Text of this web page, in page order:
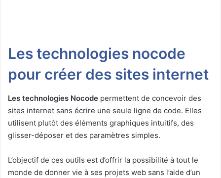
Les technologies nocode
pour créer des sites internet
Les technologies Nocode permettent de concevoir des
sites internet sans écrire une seule ligne de code. Elles
utilisent plutôt des éléments graphiques intuitifs, des
glisser-déposer et des paramètres simples.
L’objectif de ces outils est d’offrir la possibilité à tout le
monde de donner vie à ses projets web sans l’aide d’un